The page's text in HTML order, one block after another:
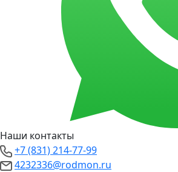
Наши контакты
+7 (831) 214-77-99
4232336@rodmon.ru